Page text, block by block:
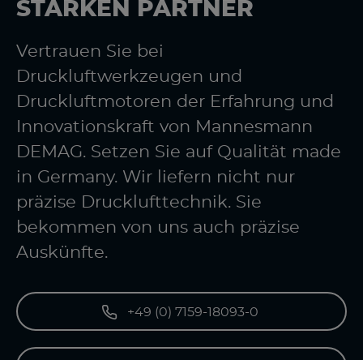
STARKEN PARTNER
Vertrauen Sie bei
Druckluftwerkzeugen und
Druckluftmotoren der Erfahrung und
Innovationskraft von Mannesmann
DEMAG. Setzen Sie auf Qualität made
in Germany. Wir liefern nicht nur
präzise Drucklufttechnik. Sie
bekommen von uns auch präzise
Auskünfte.
+49 (0) 7159-18093-0